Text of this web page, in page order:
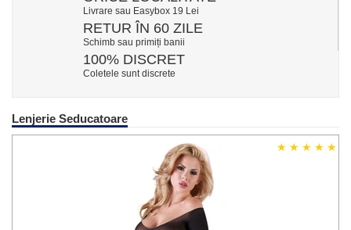
Livrare sau Easybox 19 Lei
RETUR ÎN 60 ZILE
Schimb sau primiți banii
100% DISCRET
Coletele sunt discrete
Lenjerie Seducatoare